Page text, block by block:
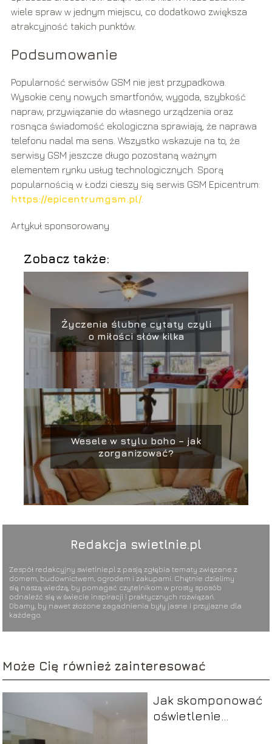
wiele spraw w jednym miejscu, co dodatkowo zwiększa
atrakcyjność takich punktów.
Podsumowanie
Popularność serwisów GSM nie jest przypadkowa.
Wysokie ceny nowych smartfonów, wygoda, szybkość
napraw, przywiązanie do własnego urządzenia oraz
rosnąca świadomość ekologiczna sprawiają, że naprawa
telefonu nadal ma sens. Wszystko wskazuje na to, że
serwisy GSM jeszcze długo pozostaną ważnym
elementem rynku usług technologicznych. Sporą
popularnością w Łodzi cieszy się serwis GSM Epicentrum:
https://epicentrumgsm.pl/.
Artykuł sponsorowany
Zobacz także:
Życzenia ślubne cytaty czyli
o miłości słów kilka
Wesele w stylu boho – jak
zorganizować?
Redakcja swietlnie.pl
Zespół redakcyjny swietlnie.pl z pasją zgłębia tematy związane z
domem, budownictwem, ogrodem i zakupami. Chętnie dzielimy
się naszą wiedzą, by pomagać czytelnikom w prosty sposób
odnaleźć się w świecie inspiracji i praktycznych rozwiązań.
Dbamy, by nawet złożone zagadnienia były jasne i przyjazne dla
każdego.
Może Cię również zainteresować
Jak skomponować
oświetlenie